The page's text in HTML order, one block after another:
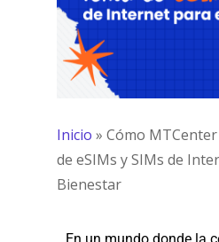
Inicio » Cómo
de eSIMs y SIMs de
Bienestar
En un mundo donde la